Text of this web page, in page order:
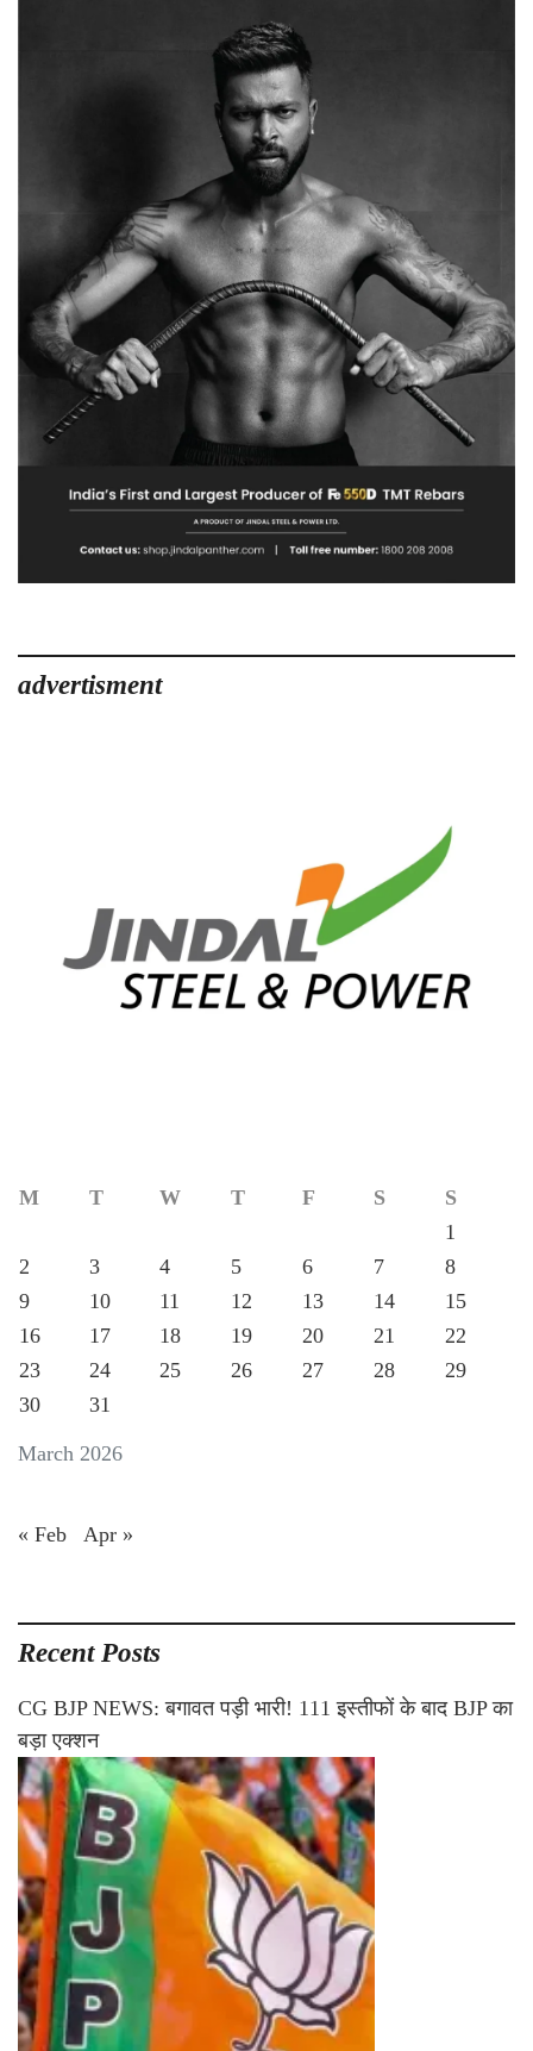
advertisment
March 2026
M T W T F S
S
1
2
3 4 5 6 7
8
9
10 11 12 13 14
15
16
17 18 19 20 21
22
23
24 25 26 27 28
29
30
31
« Feb Apr »
Recent Posts
CG BJP NEWS: बगावत पड़ी भारी! 111 इस्तीफों के बाद BJP का
बड़ा एक्शन